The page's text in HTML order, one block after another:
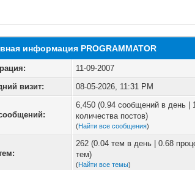
информация PROGRAMMATOR
11-09-2007
визит:
08-05-2026, 11:31 PM
6,450 (0.94 сообщений в день |
количества постов)
(Найти все сообщения)
262 (0.04 тем в день | 0.68
тем)
(Найти все темы)